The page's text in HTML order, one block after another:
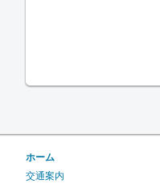
ホーム
交通案内